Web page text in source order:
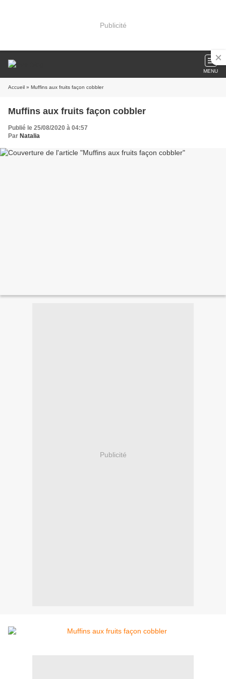
Publicité
MENU
Accueil » Muffins aux fruits façon cobbler
Muffins aux fruits façon cobbler
Publié le 25/08/2020 à 04:57
Par Natalia
Publicité